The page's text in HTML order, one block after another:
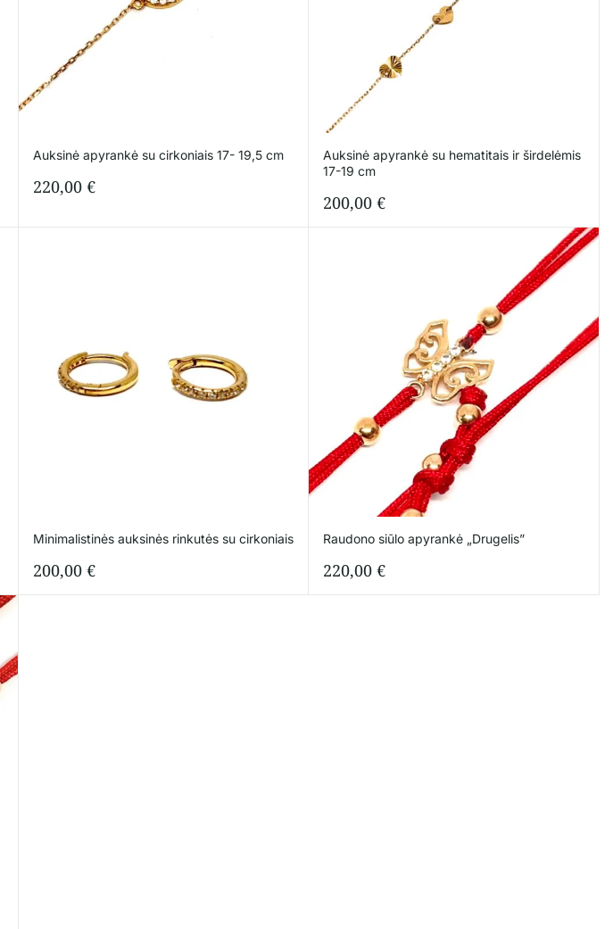
Auksinė apyrankė su cirkoniais 17- 19,5 cm
220,00 €
Auksinė apyrankė su hematitais ir širdelėmis
17-19 cm
200,00€
Minimalistinės auksinės rinkutės su cirkoniais
200,00 €
Raudono siūlo apyrankė „Drugelis”
220,00€